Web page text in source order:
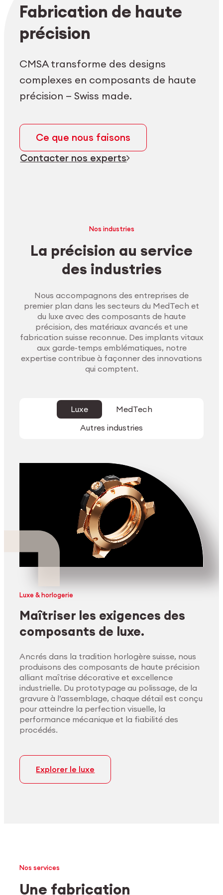
Fabrication de haute
précision
CMSA transforme des designs
complexes en composants de haute
précision — Swiss made.
Ce que nous faisons
Contacter nos experts
Nos industries
La précision au service
des industries
Nous accompagnons des entreprises de
premier plan dans les secteurs du MedTech et
du luxe avec des composants de haute
précision, des matériaux avancés et une
fabrication suisse reconnue. Des implants vitaux
aux garde-temps emblématiques, notre
expertise contribue à façonner des innovations
qui comptent.
Luxe
MedTech
Autres industries
Luxe & horlogerie
Maîtriser les exigences des
composants de luxe.
Ancrés dans la tradition horlogère suisse, nous
produisons des composants de haute précision
alliant maîtrise décorative et excellence
industrielle. Du prototypage au polissage, de la
gravure à l’assemblage, chaque détail est conçu
pour atteindre la perfection visuelle, la
performance mécanique et la fiabilité des
procédés.
Explorer le luxe
Nos services
Une fabrication